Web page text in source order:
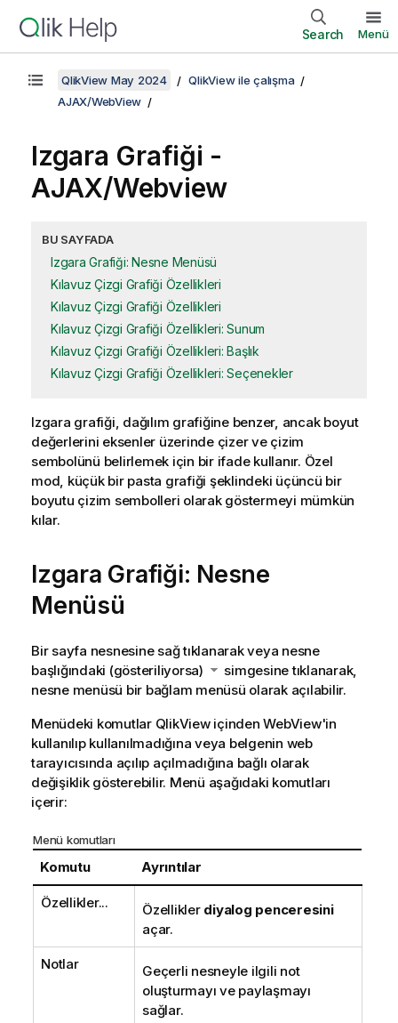
Search Menü
QlikView May 2024
QlikView ile çalışma
AJAX/WebView
Izgara Grafiği -
AJAX/Webview
BU SAYFADA
Izgara Grafiği: Nesne Menüsü
Kılavuz Çizgi Grafiği Özellikleri
Kılavuz Çizgi Grafiği Özellikleri
Kılavuz Çizgi Grafiği Özellikleri: Sunum
Kılavuz Çizgi Grafiği Özellikleri: Başlık
Kılavuz Çizgi Grafiği Özellikleri: Seçenekler
Izgara grafiği, dağılım grafiğine benzer, ancak boyut
değerlerini eksenler üzerinde çizer ve çizim
sembolünü belirlemek için bir ifade kullanır. Özel
mod, küçük bir pasta grafiği şeklindeki üçüncü bir
boyutu çizim sembolleri olarak göstermeyi mümkün
kılar.
Izgara Grafiği: Nesne
Menüsü
Bir sayfa nesnesine sağ tıklanarak veya nesne
başlığındaki (gösteriliyorsa)
simgesine tıklanarak,
nesne menüsü bir bağlam menüsü olarak açılabilir.
Menüdeki komutlar QlikView içinden WebView'in
kullanılıp kullanılmadığına veya belgenin web
tarayıcısında açılıp açılmadığına bağlı olarak
değişiklik gösterebilir. Menü aşağıdaki komutları
içerir:
Menü komutları
Komutu Ayrıntılar
Özellikler... Özellikler diyalog penceresini
açar.
Notlar
Geçerli nesneyle ilgili not
oluşturmayı ve paylaşmayı
sağlar.